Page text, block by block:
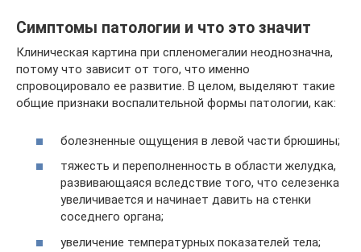
Симптомы патологии и что это значит
Клиническая картина при спленомегалии неоднозначна,
потому что зависит от того, что именно
спровоцировало ее развитие. В целом, выделяют такие
общие признаки воспалительной формы патологии, как:
болезненные ощущения в левой части брюшины;
тяжесть и переполненность в области желудка,
развивающаяся вследствие того, что селезенка
увеличивается и начинает давить на стенки
соседнего органа;
увеличение температурных показателей тела;